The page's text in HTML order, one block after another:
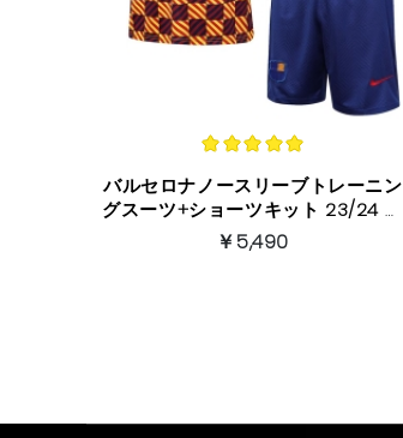
バルセロナノースリーブトレーニン
グスーツ+ショーツキット 23/24 き
いろい
￥5,490